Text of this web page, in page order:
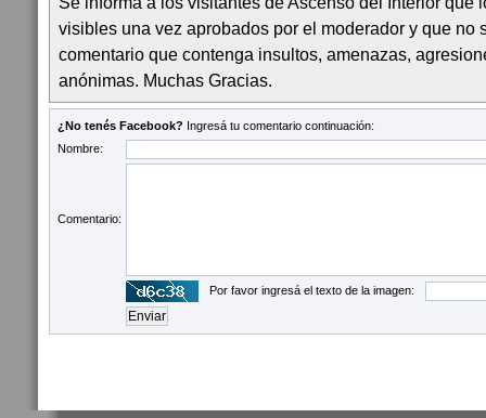
visibles una vez aprobados por el moderador y que no
comentario que contenga insultos, amenazas,
anónimas. Muchas Gracias.
¿No tenés Facebook? Ingresá tu comentario continuación:
Nombre:
Comentario:
Por favor ingresá el texto de la imagen: